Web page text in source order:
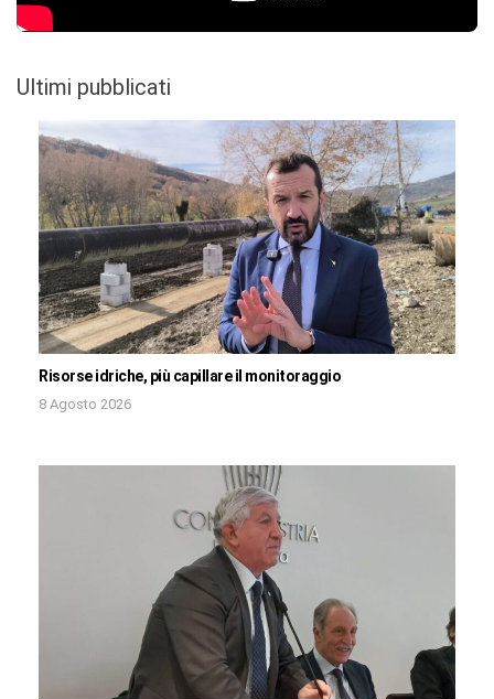
Ultimi pubblicati
Risorse idriche, più capillare il monitoraggio
8 Agosto 2026